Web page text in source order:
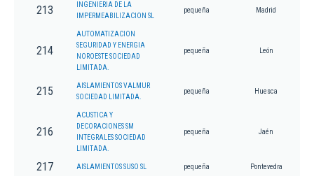
213
INGENIERIA DE LA
IMPERMEABILIZACION SL
pequeña Madrid
214
AUTOMATIZACION
SEGURIDAD Y ENERGIA
NOROESTE SOCIEDAD
LIMITADA.
pequeña León
215
AISLAMIENTOS VALMUR
SOCIEDAD LIMITADA.
pequeña Huesca
216
ACUSTICA Y
DECORACIONES SM
INTEGRALES SOCIEDAD
LIMITADA.
pequeña Jaén
217 AISLAMIENTOS SUSO SL pequeña Pontevedra